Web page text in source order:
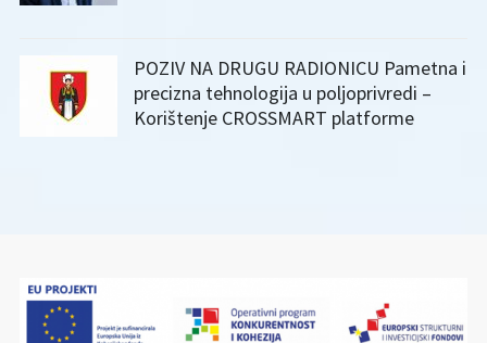
POZIV NA DRUGU RADIONICU Pametna i
precizna tehnologija u poljoprivredi –
Korištenje CROSSMART platforme